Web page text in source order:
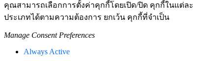
คุณสามารถเลือกการตั้งค่าคุกกี้โดยเปิด/ปิด คุกกี้ในแต่ละ
ประเภทได้ตามความต้องการ ยกเว้น คุกกี้ที่จำเป็น
Manage Consent Preferences
Always Active